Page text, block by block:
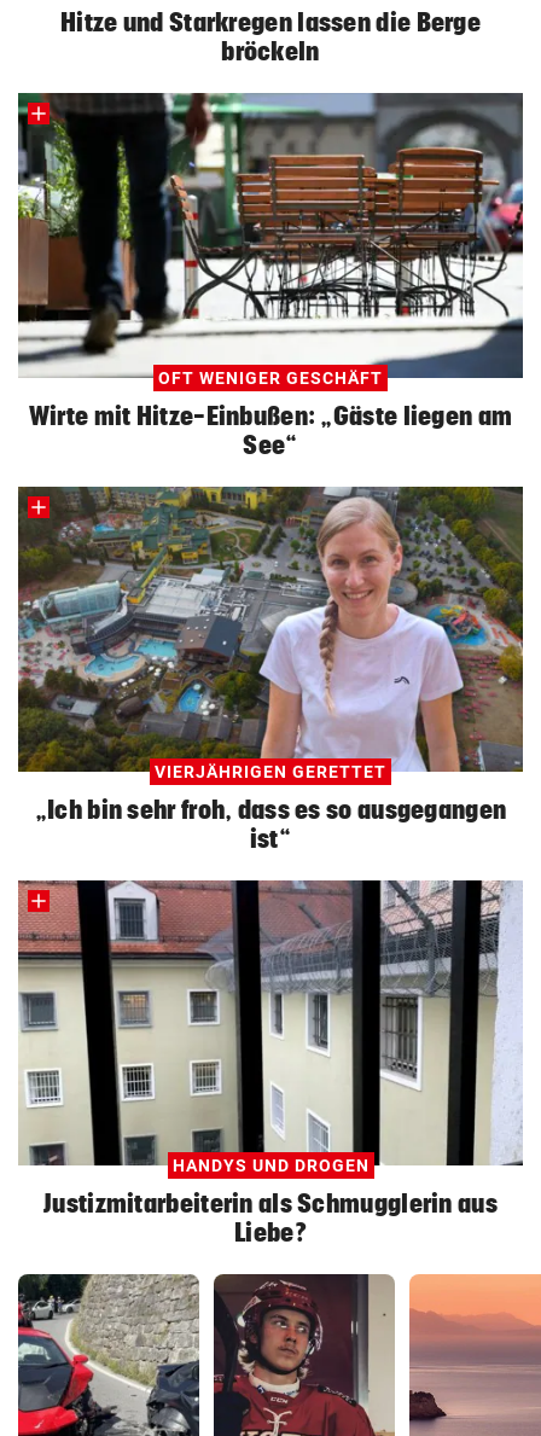
Hitze und Starkregen lassen die Berge
bröckeln
OFT WENIGER GESCHÄFT
Wirte mit Hitze-Einbußen: „Gäste liegen am
See“
VIERJÄHRIGEN GERETTET
„Ich bin sehr froh, dass es so ausgegangen
ist“
HANDYS UND DROGEN
Justizmitarbeiterin als Schmugglerin aus
Liebe?